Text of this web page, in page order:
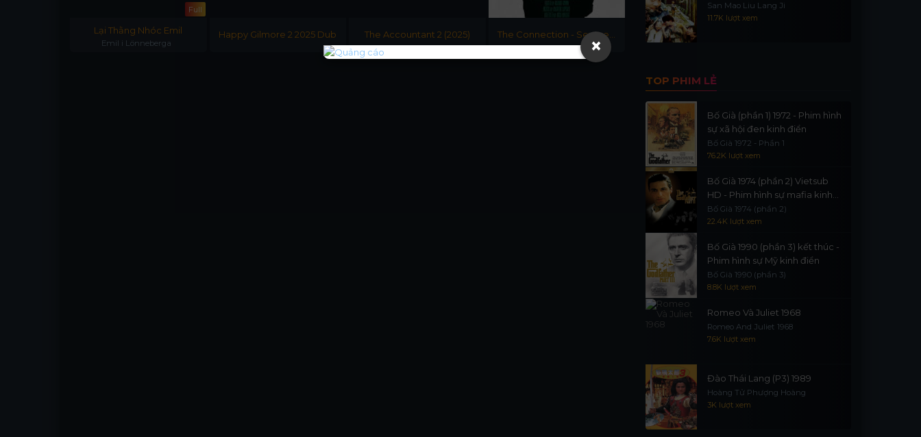
Full
Lại Thằng Nhóc Emil
Emil i Lönneberga
Happy Gilmore 2 2025 Dub The Accountant 2 (2025)
The Connection - Severed
(Dub)
Guardian 2025
San Mao Liu Lang Ji
11.7K lượt xem
TOP PHIM LẺ
Bố Già (phần 1) 1972 - Phim hình
sự xã hội đen kinh điển
Bố Già 1972 - Phần 1
76.2K lượt xem
Bố Già 1974 (phần 2) Vietsub
HD - Phim hình sự mafia kinh
điển
Bố Già 1974 (phần 2)
22.4K lượt xem
Bố Già 1990 (phần 3) kết thúc -
Phim hình sự Mỹ kinh điển
Bố Già 1990 (phần 3)
8.8K lượt xem
Romeo Và Juliet 1968
Romeo And Juliet 1968
7.6K lượt xem
Đào Thái Lang (P3) 1989
Hoàng Tử Phượng Hoàng
3K lượt xem
×